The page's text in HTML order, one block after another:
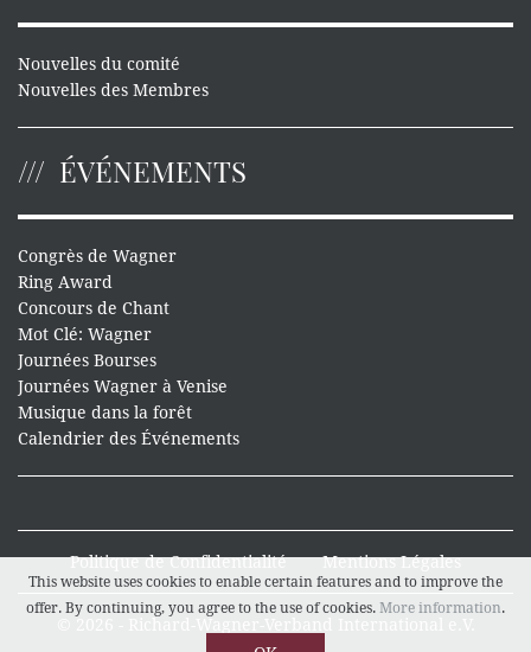
Nouvelles du comité
Nouvelles des Membres
ÉVÉNEMENTS
Congrès de Wagner
Ring Award
Concours de Chant
Mot Clé: Wagner
Journées Bourses
Journées Wagner à Venise
Musique dans la forêt
Calendrier des Événements
Politique de Confidentialité Mentions Légales
This website uses cookies to enable certain features and to improve the
offer. By continuing, you agree to the use of cookies. More information.